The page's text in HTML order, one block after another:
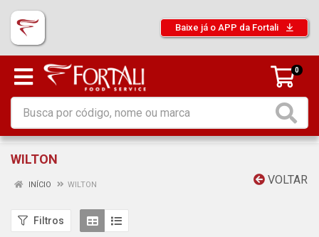
Baixe já o APP da Fortali
0
WILTON
VOLTAR
INÍCIO WILTON
Filtros